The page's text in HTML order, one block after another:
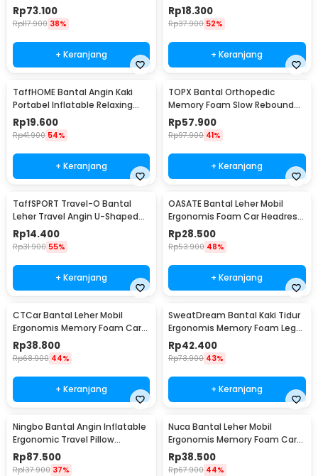
Foot Rest - BSZ0020
Rp73.100
Rp117.900 38%
+ Keranjang
Aeros Pillow - F8057
Rp18.300
Rp37.900 52%
+ Keranjang
TaffHOME Bantal Angin Kaki
Portabel Inflatable Relaxing
Feet Pillow - IAF-05
Rp19.600
Rp41.900 54%
+ Keranjang
TOPX Bantal Orthopedic
Memory Foam Slow Rebound
Pillow 48.5x28.5cm - TC100
Rp57.900
Rp97.900 41%
+ Keranjang
TaffSPORT Travel-O Bantal
Leher Travel Angin U-Shaped
Neck Pillow - RH34
Rp14.400
Rp31.900 55%
+ Keranjang
OASATE Bantal Leher Mobil
Ergonomis Foam Car Headrest
Pillow - M5
Rp28.500
Rp53.900 48%
+ Keranjang
CTCar Bantal Leher Mobil
Ergonomis Memory Foam Car
Headrest Pillow - CT5
Rp38.800
Rp68.900 44%
+ Keranjang
SweatDream Bantal Kaki Tidur
Ergonomis Memory Foam Leg
Sleeping Pillow - ZT-09
Rp42.400
Rp73.900 43%
+ Keranjang
Ningbo Bantal Angin Inflatable
Ergonomic Travel Pillow
Support - NT10
Rp87.500
Rp137.900 37%
Nuca Bantal Leher Mobil
Ergonomis Memory Foam Car
Headrest Pillow - NC33
Rp38.500
Rp67.900 44%